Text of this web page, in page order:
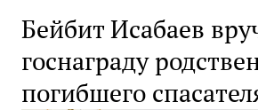
Бейбит Исабаев
госнаграду
погибшего